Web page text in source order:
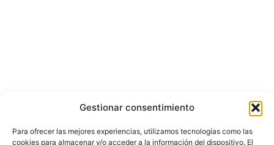
Gestionar consentimiento
Para ofrecer las mejores experiencias, utilizamos tecnologías como las
cookies para almacenar y/o acceder a la información del dispositivo. El